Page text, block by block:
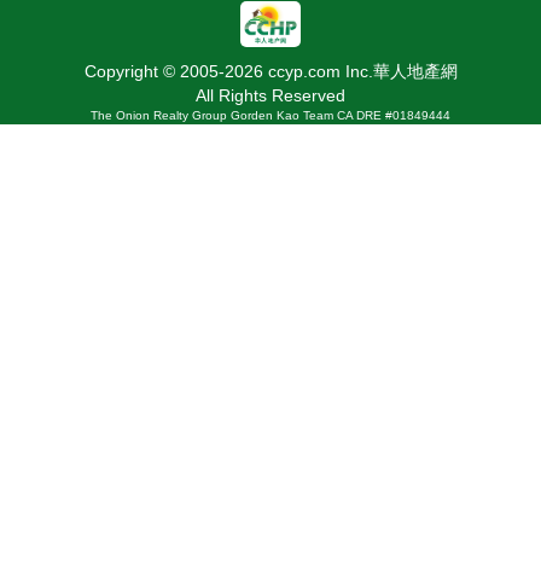
Copyright © 2005-2026 ccyp.com Inc.華人地產網
All Rights Reserved
The Onion Realty Group Gorden Kao Team CA DRE #01849444